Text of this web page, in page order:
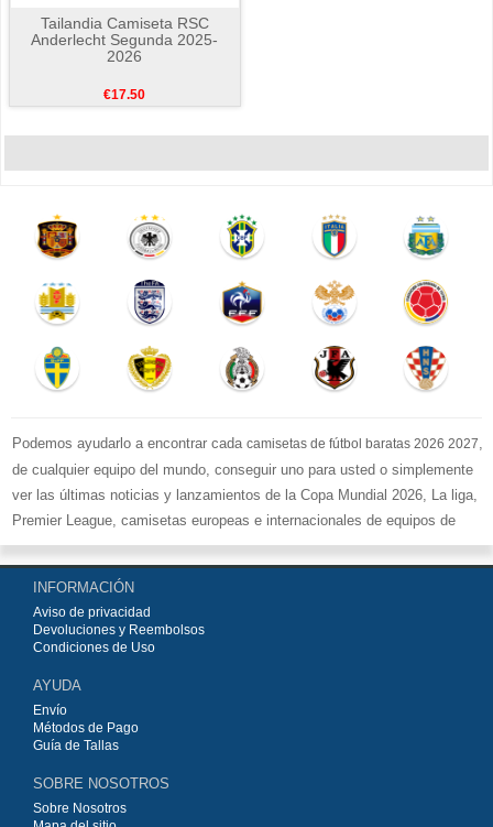
Tailandia Camiseta RSC
Anderlecht Segunda 2025-
2026
€17.50
Podemos ayudarlo a encontrar cada camisetas de fútbol baratas 2026 2027,
de cualquier equipo del mundo, conseguir uno para usted o simplemente
ver las últimas noticias y lanzamientos de la Copa Mundial 2026, La liga,
Premier League, camisetas europeas e internacionales de equipos de
fútbol y kits.
Comprecamisetas de fútbol baratas replicasen la tienda deportiva
más grande de Europa. ¡Grandes ofertas en todas las camisetas del club
de fútbol, ​​kits europeos e internacionales, todo a los precios más bajos!
Compre nuestra gran selección de
INFORMACIÓN
Aviso de privacidad
Devoluciones y Reembolsos
Condiciones de Uso
AYUDA
Envío
Métodos de Pago
Guía de Tallas
SOBRE NOSOTROS
Sobre Nosotros